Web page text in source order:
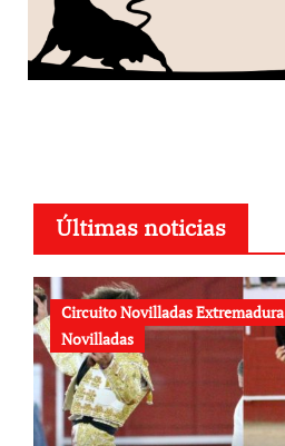
Últimas noticias
Circuito Novilladas Extremadura
Novilladas